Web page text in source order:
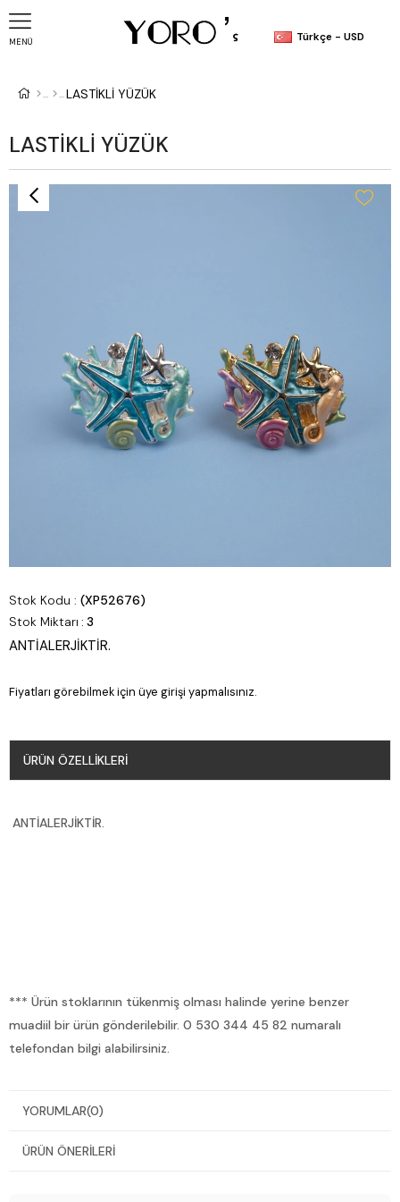
MENÜ Türkçe - USD
LASTİKLİ YÜZÜK
LASTİKLİ YÜZÜK
Stok Kodu
(XP52676)
Stok Miktarı : 3
ANTİALERJİKTİR.
Fiyatları görebilmek için üye girişi yapmalısınız.
ÜRÜN ÖZELLIKLERI
ANTİALERJİKTİR.
*** Ürün stoklarının tükenmiş olması halinde yerine benzer
muadiil bir ürün gönderilebilir. 0 530 344 45 82 numaralı
telefondan bilgi alabilirsiniz.
YORUMLAR(0)
ÜRÜN ÖNERILERI